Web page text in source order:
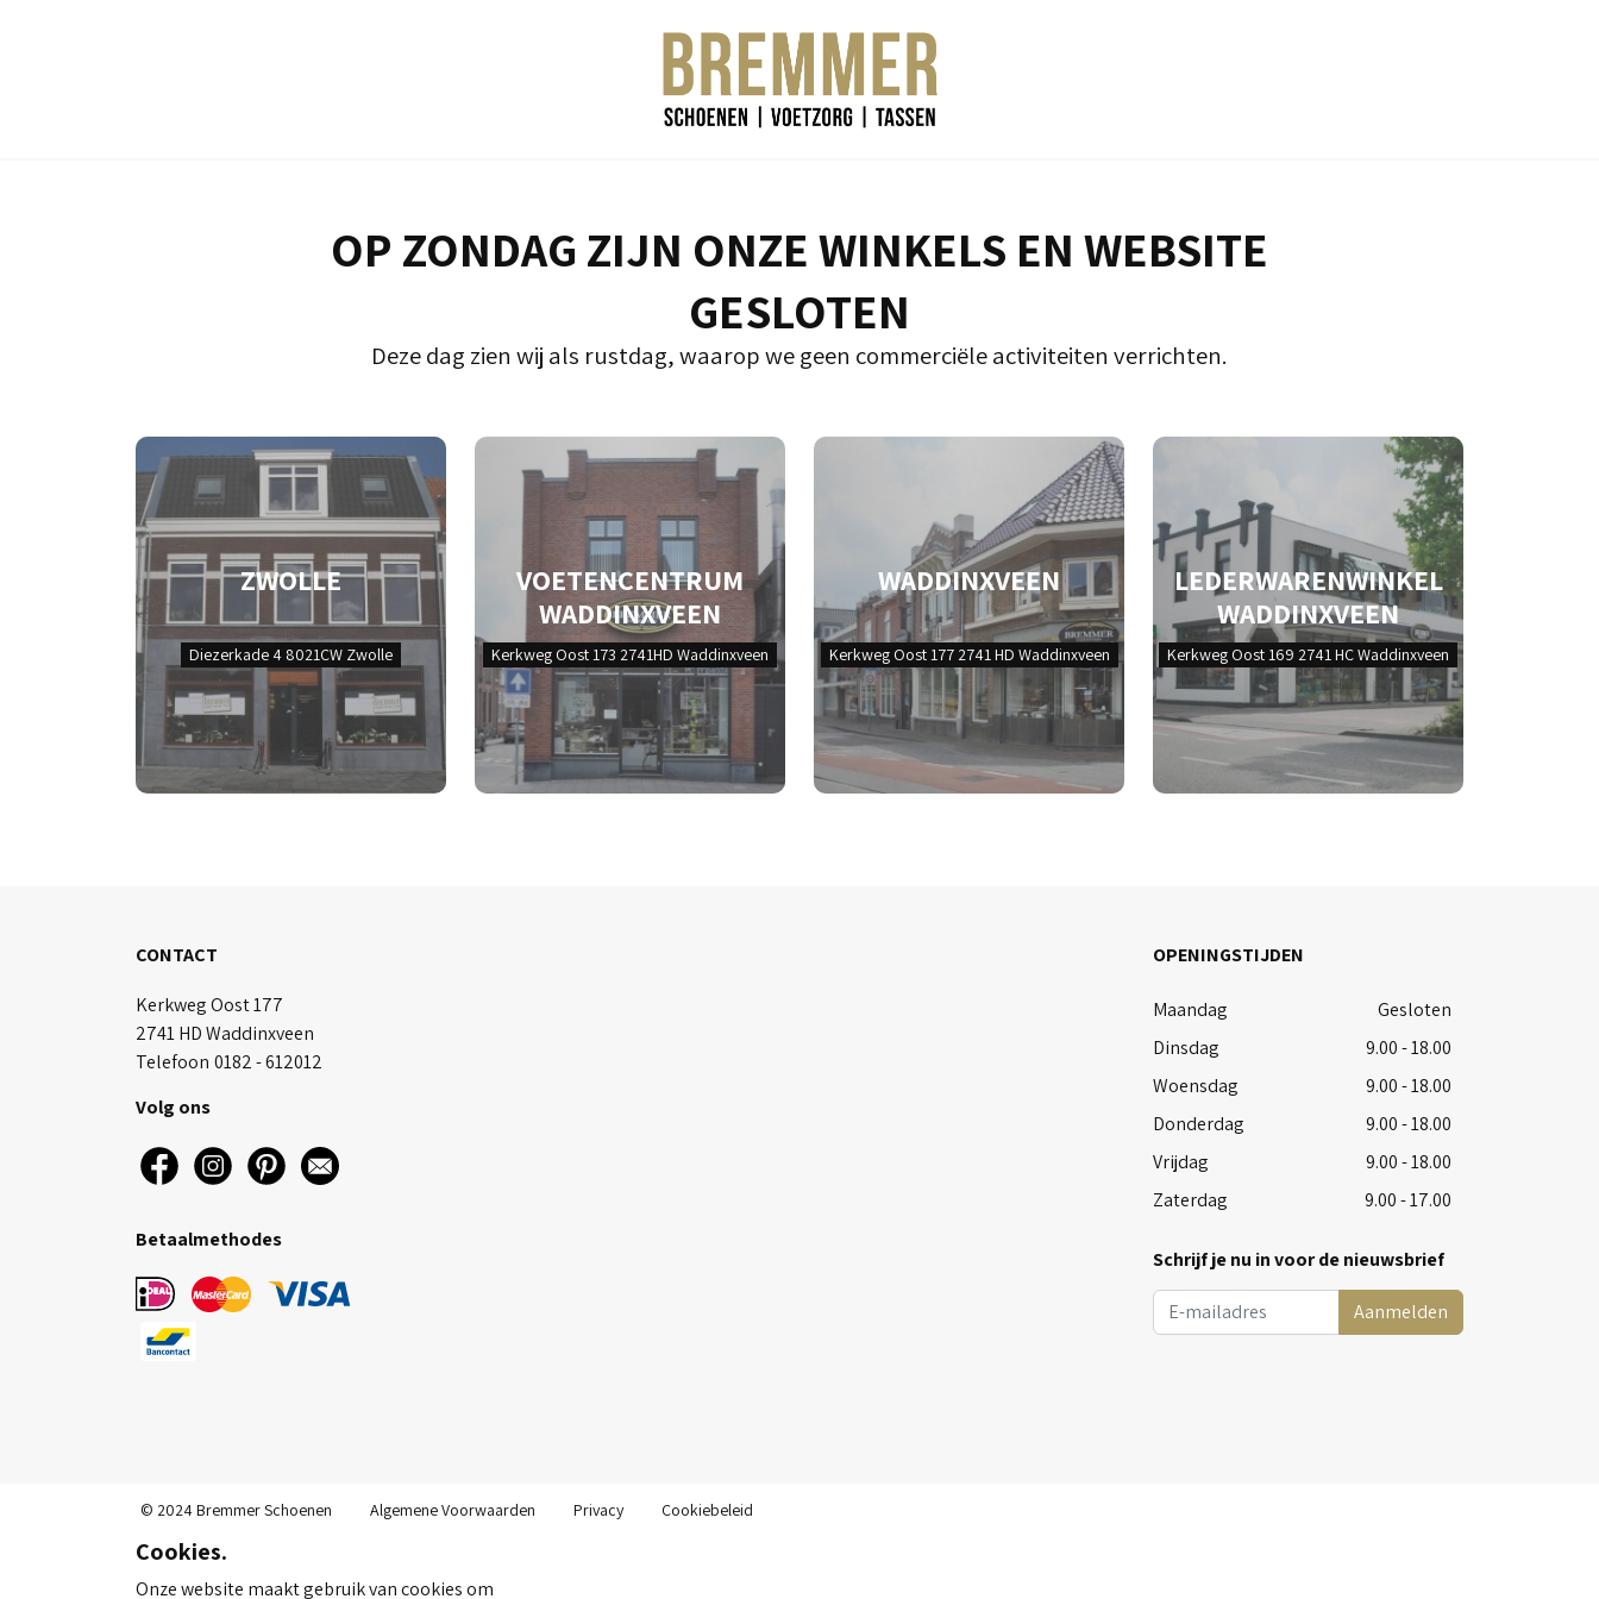
OP ZONDAG ZIJN ONZE WINKELS EN WEBSITE
GESLOTEN
Deze dag zien wij als rustdag, waarop we geen commerciële activiteiten verrichten.
ZWOLLE
Diezerkade 4 8021CW Zwolle
VOETENCENTRUM
WADDINXVEEN
Kerkweg Oost 173 2741HD Waddinxveen
WADDINXVEEN
Kerkweg Oost 177 2741 HD Waddinxveen
LEDERWARENWINKEL
WADDINXVEEN
Kerkweg Oost 169 2741 HC Waddinxveen
CONTACT
Kerkweg Oost 177
2741 HD Waddinxveen
Telefoon 0182 - 612012
Volg ons
Betaalmethodes
OPENINGSTIJDEN
Maandag
Gesloten
Dinsdag
9.00 - 18.00
Woensdag
9.00 - 18.00
Donderdag
9.00 - 18.00
Vrijdag
9.00 - 18.00
Zaterdag
9.00 - 17.00
Schrijf je nu in voor de nieuwsbrief
Aanmelden
© 2024 Bremmer Schoenen Algemene Voorwaarden Privacy Cookiebeleid
Cookies.
Onze website maakt gebruik van cookies om